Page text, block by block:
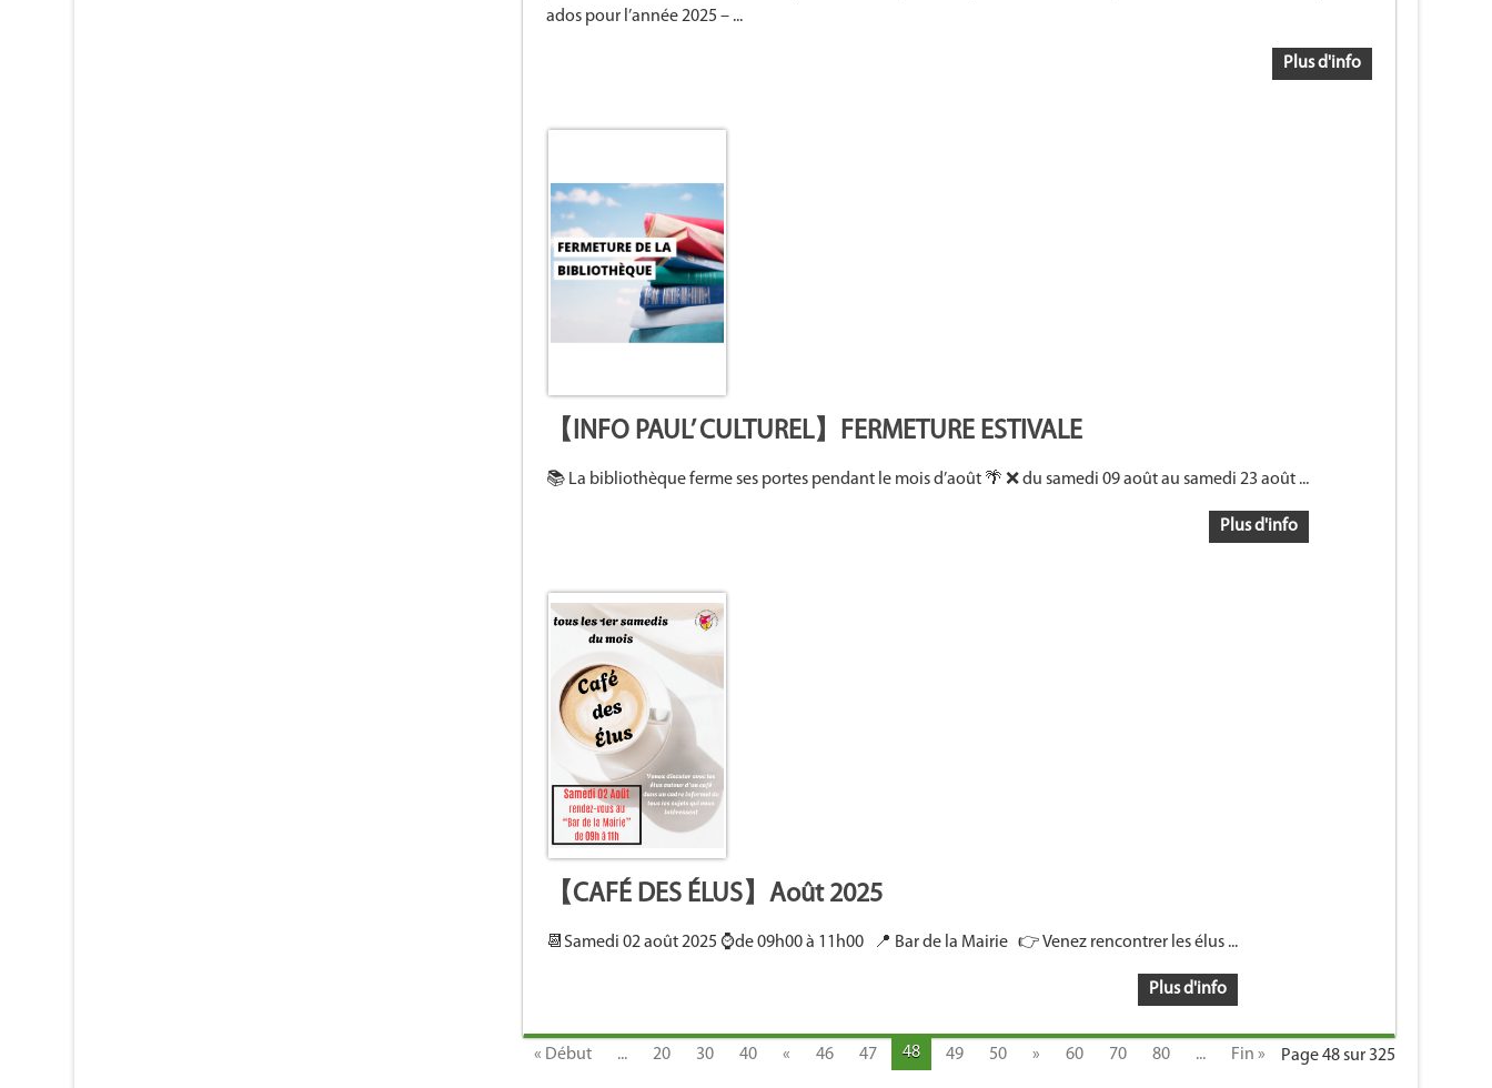
ados pour l’année 2025 – ...
Plus d'info
【INFO PAUL’ CULTUREL】FERMETURE ESTIVALE
📚 La bibliothèque ferme ses portes pendant le mois d’août 🌴 ❌ du samedi 09 août au samedi 23 août ...
Plus d'info
【CAFÉ DES ÉLUS】Août 2025
📆Samedi 02 août 2025 ⌚de 09h00 à 11h00 📍 Bar de la Mairie 👉 Venez rencontrer les élus ...
Plus d'info
Page 48 sur 325
« Début ... 20 30 40 « 46 47 48 49 50 » 60 70 80 ... Fin »